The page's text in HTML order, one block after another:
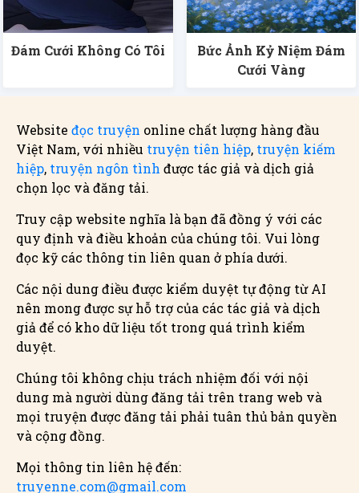
Đám Cưới Không Có Tôi
Bức Ảnh Kỷ Niệm Đám
Cưới Vàng
Website đọc truyện online chất lượng hàng đầu
Việt Nam, với nhiều truyện tiên hiệp, truyện kiếm
hiệp, truyện ngôn tình được tác giả và dịch giả
chọn lọc và đăng tải.
Truy cập website nghĩa là bạn đã đồng ý với các
quy định và điều khoản của chúng tôi. Vui lòng
đọc kỹ các thông tin liên quan ở phía dưới.
Các nội dung điều được kiểm duyệt tự động từ AI
nên mong được sự hỗ trợ của các tác giả và dịch
giả để có kho dữ liệu tốt trong quá trình kiểm
duyệt.
Chúng tôi không chịu trách nhiệm đối với nội
dung mà người dùng đăng tải trên trang web và
mọi truyện được đăng tải phải tuân thủ bản quyền
và cộng đồng.
Mọi thông tin liên hệ đến:
truyenne.com@gmail.com